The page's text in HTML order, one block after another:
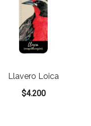
Llavero Loica
$4.200